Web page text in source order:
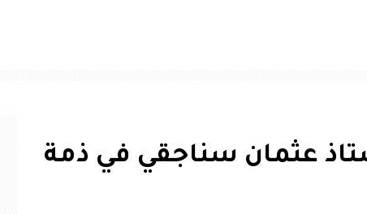
عثمان سناجقي في ذمة